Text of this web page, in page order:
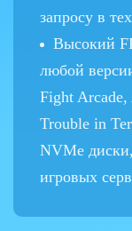
запросу в
Высокий
любой
Fight Arcade,
Trouble in
NVMe
игровых